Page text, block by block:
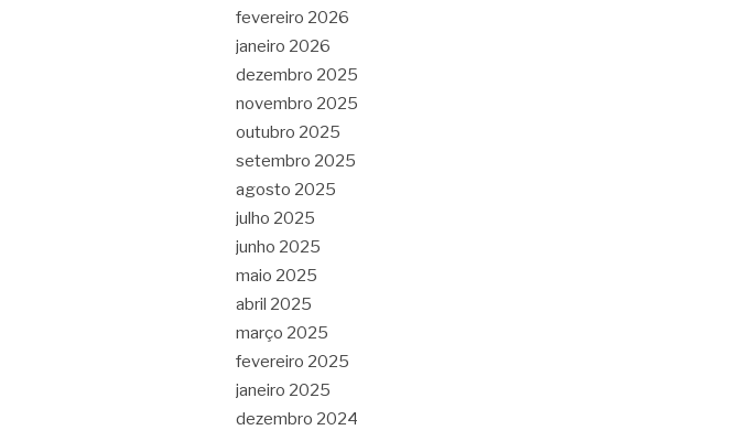
fevereiro 2026
janeiro 2026
dezembro 2025
novembro 2025
outubro 2025
setembro 2025
agosto 2025
julho 2025
junho 2025
maio 2025
abril 2025
março 2025
fevereiro 2025
janeiro 2025
dezembro 2024